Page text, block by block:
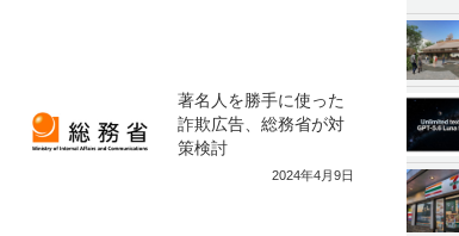
著名人を勝手に使った
詐欺広告、総務省が対
策検討
2024年4月9日